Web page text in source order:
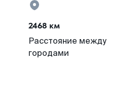
2468 км
Расстояние между
городами